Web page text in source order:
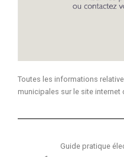
Toutes les informations
municipales sur le site internet
Guide pratique